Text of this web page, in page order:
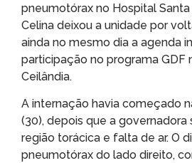
pneumotórax no Hospital Santa
Celina deixou a unidade por
ainda no mesmo dia a agenda
participação no programa GDF
Ceilândia.
A internação havia começado
(30), depois que a governadora
região torácica e falta de ar. O
pneumotórax do lado direito,